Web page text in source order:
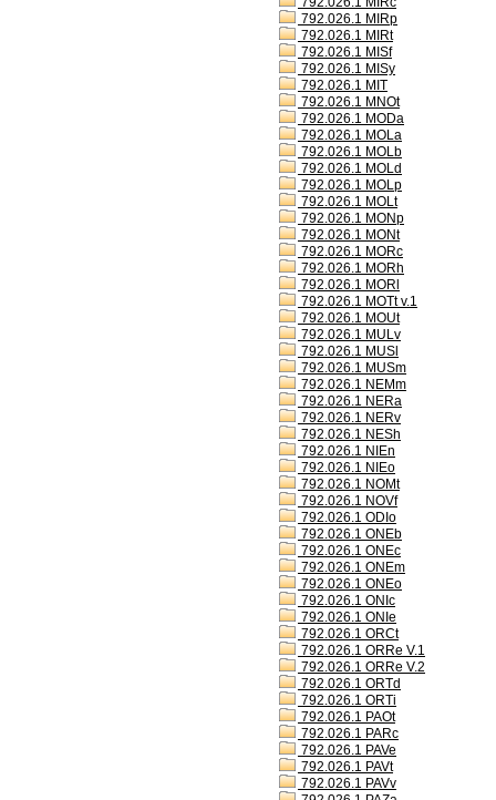
792.026.1 MIRp
792.026.1 MIRt
792.026.1 MISf
792.026.1 MISy
792.026.1 MIT
792.026.1 MNOt
792.026.1 MODa
792.026.1 MOLa
792.026.1 MOLb
792.026.1 MOLd
792.026.1 MOLp
792.026.1 MOLt
792.026.1 MONp
792.026.1 MONt
792.026.1 MORc
792.026.1 MORh
792.026.1 MORl
792.026.1 MOTt v.1
792.026.1 MOUt
792.026.1 MULv
792.026.1 MUSl
792.026.1 MUSm
792.026.1 NEMm
792.026.1 NERa
792.026.1 NERv
792.026.1 NESh
792.026.1 NIEn
792.026.1 NIEo
792.026.1 NOMt
792.026.1 NOVf
792.026.1 ODIo
792.026.1 ONEb
792.026.1 ONEc
792.026.1 ONEm
792.026.1 ONEo
792.026.1 ONIc
792.026.1 ONIe
792.026.1 ORCt
792.026.1 ORRe V.1
792.026.1 ORRe V.2
792.026.1 ORTd
792.026.1 ORTi
792.026.1 PAOt
792.026.1 PARc
792.026.1 PAVe
792.026.1 PAVt
792.026.1 PAVv